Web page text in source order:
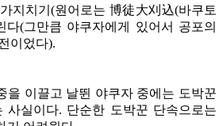
지치기(원어로는 博徒大刈込(바쿠토
다(그만큼 야쿠자에게 있어서 공포의
이었다).
을 이끌고 날뛴 야쿠자 중에는 도박꾼
사실이다. 단순한 도박꾼 단속으로는